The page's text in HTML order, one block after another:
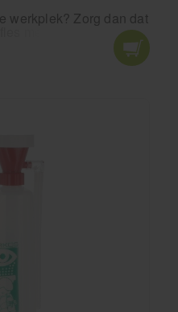
werkplek? Zorg dan dat
met sodium chloride
van ogen bij stof,